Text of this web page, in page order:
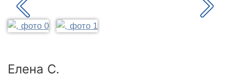
Елена С.